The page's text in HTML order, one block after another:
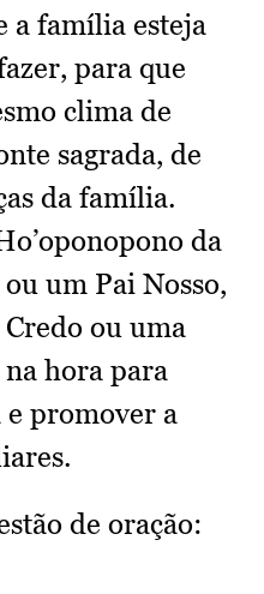
a família esteja
para que
clima de
sagrada, de
da família.
da
um Pai Nosso,
ou uma
hora para
e promover a
de oração: